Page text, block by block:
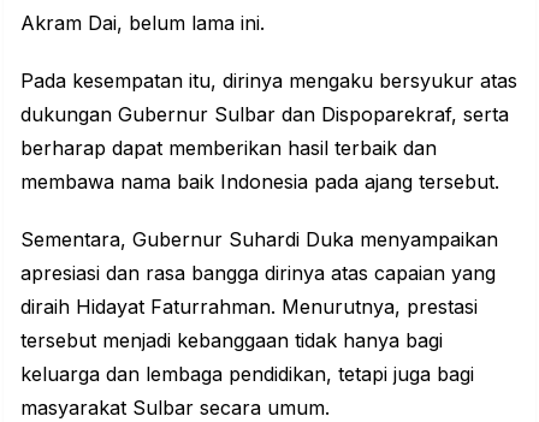
Akram Dai, belum lama ini.
Pada kesempatan itu, dirinya mengaku bersyukur atas
dukungan Gubernur Sulbar dan Dispoparekraf, serta
berharap dapat memberikan hasil terbaik dan
membawa nama baik Indonesia pada ajang tersebut.
Sementara, Gubernur Suhardi Duka menyampaikan
apresiasi dan rasa bangga dirinya atas capaian yang
diraih Hidayat Faturrahman. Menurutnya, prestasi
tersebut menjadi kebanggaan tidak hanya bagi
keluarga dan lembaga pendidikan, tetapi juga bagi
masyarakat Sulbar secara umum.